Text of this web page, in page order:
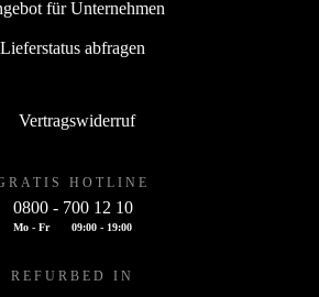
für Unternehmen
Lieferstatus abfragen
Vertragswiderruf
HOTLINE
0800 - 700 12 10
Mo - Fr 09:00 - 19:00
REFURBED IN